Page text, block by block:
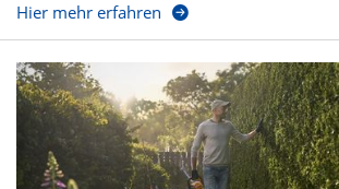
Hier mehr erfahren